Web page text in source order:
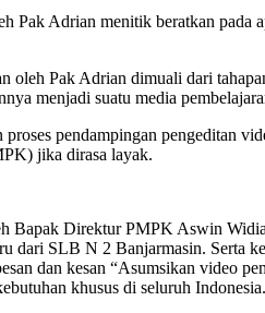
Pak Adrian menitik beratkan pada
oleh Pak Adrian dimuali dari
menjadi suatu media
pendampingan pengeditan
jika dirasa layak.
Bapak Direktur PMPK Aswin
dari SLB N 2 Banjarmasin. Serta
dan kesan “Asumsikan video
khusus di seluruh